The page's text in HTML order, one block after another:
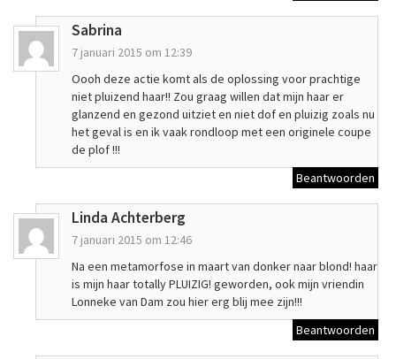
Sabrina
7 januari 2015 om 12:39
Oooh deze actie komt als de oplossing voor prachtige
niet pluizend haar!! Zou graag willen dat mijn haar er
glanzend en gezond uitziet en niet dof en pluizig zoals nu
het geval is en ik vaak rondloop met een originele coupe
de plof !!!
Beantwoorden
Linda Achterberg
7 januari 2015 om 12:46
Na een metamorfose in maart van donker naar blond! haar
is mijn haar totally PLUIZIG! geworden, ook mijn vriendin
Lonneke van Dam zou hier erg blij mee zijn!!!
Beantwoorden